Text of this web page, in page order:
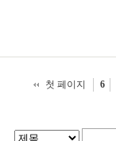
첫 페이지
6